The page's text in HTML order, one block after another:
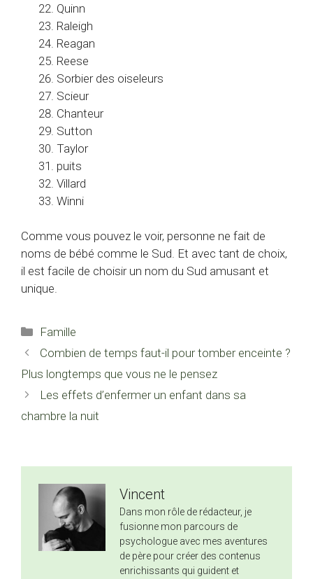
Quinn
Raleigh
Reagan
Reese
Sorbier des oiseleurs
Scieur
Chanteur
Sutton
Taylor
puits
Villard
Winni
Comme vous pouvez le voir, personne ne fait de
noms de bébé comme le Sud. Et avec tant de choix,
il est facile de choisir un nom du Sud amusant et
unique.
Catégories
Famille
Combien de temps faut-il pour tomber enceinte ?
Plus longtemps que vous ne le pensez
Les effets d’enfermer un enfant dans sa
chambre la nuit
Vincent
Dans mon rôle de rédacteur, je
fusionne mon parcours de
psychologue avec mes aventures
de père pour créer des contenus
enrichissants qui guident et